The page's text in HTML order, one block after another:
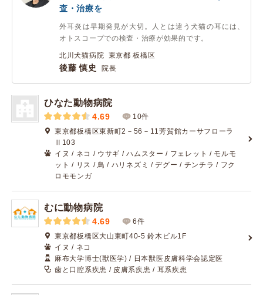
査・治療を
外耳炎は早期発見が大切。人とは違う犬猫の耳には、
オトスコープでの検査・治療が効果的です。
北川犬猫病院 東京都 板橋区
後藤 慎史 院長
ひなた動物病院
4.69
10件
東京都板橋区東新町2－56－11芳賀館カーサフローラ
Ⅱ103
イヌ / ネコ / ウサギ / ハムスター / フェレット / モルモ
ット / リス / 鳥 / ハリネズミ / デグー / チンチラ / フク
ロモモンガ
むに動物病院
4.69
6件
東京都板橋区大山東町40-5 鈴木ビル1F
イヌ / ネコ
麻布大学博士(獣医学) / 日本獣医皮膚科学会認定医
歯と口腔系疾患 / 皮膚系疾患 / 耳系疾患